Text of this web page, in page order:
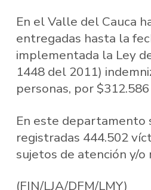
En el Valle del Cauca
entregadas hasta la
implementada la Ley
1448 del 2011)
personas, por
En este departamento
registradas 444.502
sujetos de atención y/o
(FIN/LJA/DFM/LMY)